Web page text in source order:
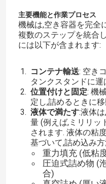
主要機能と作業プロセス
機械は,空き容器を完全
複数のステップを統合
には以下が含まれます:
コンテナ輸送: 空き
タンクスタンドに運
位置付けと固定: 機
定し,詰めるときに
液体で満たす:液体
量 (例えば,ミリリッ
されます. 液体の粘
基づいて,詰め込み
重力填充 (低粘
圧迫式詰め物 (
合)